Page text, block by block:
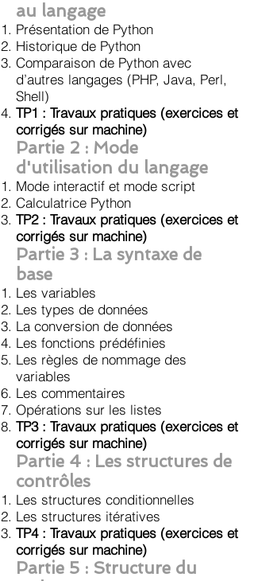
au langage
Présentation de Python
Historique de Python
Comparaison de Python avec
d’autres langages (PHP, Java, Perl,
Shell)
TP1 : Travaux pratiques (exercices et
corrigés sur machine)
Partie 2 : Mode
d'utilisation du langage
Mode interactif et mode script
Calculatrice Python
TP2 : Travaux pratiques (exercices et
corrigés sur machine)
Partie 3 : La syntaxe de
base
Les variables
Les types de données
La conversion de données
Les fonctions prédéfinies
Les règles de nommage des
variables
Les commentaires
Opérations sur les listes
TP3 : Travaux pratiques (exercices et
corrigés sur machine)
Partie 4 : Les structures de
contrôles
Les structures conditionnelles
Les structures itératives
TP4 : Travaux pratiques (exercices et
corrigés sur machine)
Partie 5 : Structure du